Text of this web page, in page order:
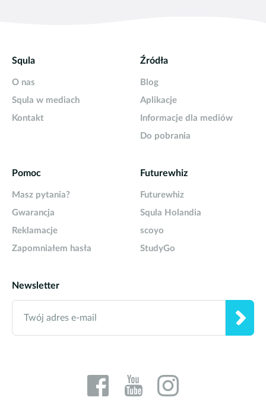
Squla
O nas
Squla w mediach
Kontakt
Źródła
Blog
Aplikacje
Informacje dla mediów
Do pobrania
Pomoc
Masz pytania?
Gwarancja
Reklamacje
Zapomniałem hasła
Futurewhiz
Futurewhiz
Squla Holandia
scoyo
StudyGo
Newsletter
Twój adres e-mail